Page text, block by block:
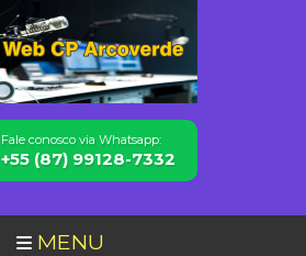
Fale conosco via Whatsapp:
+55 (87) 99128-7332
MENU